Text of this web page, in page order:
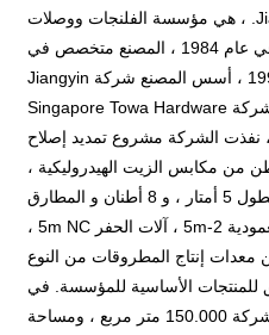
Jiangsu Huaxi Group Co.، Ltd. ، هي مؤسسة الفلنجات ووصلات
الأنابيب في الصين ، تأسست في عام 1984 ، المصنع متخصص في
إنتاج فلنجات المخرج. في عام 1990 ، أسس المصنع شركة Jiangyin
Huaxi Flange Co.، Ltd .. مع شركة Singapore Towa Hardware
Private Co.، Ltd. في عام 2005 ، نفذت الشركة مشروع تمديد إصلاح
، واشترت 3600 طن من مكابس الزيت الهيدروليكية ،
وطواحين دائرية بطول 5 أمتار ، و 8 أطنان و المطارق
الكهروهيدروليكية 5t ، المخارط العمودية 2-5m ، آلات الحفر 5m NC ،
معدات إنتاج المطروقات من النوع
للمنتجات الأساسية للمؤسسة. في
الوقت الحاضر ، تبلغ مساحة الشركة 150.000 متر مربع ، ومساحة